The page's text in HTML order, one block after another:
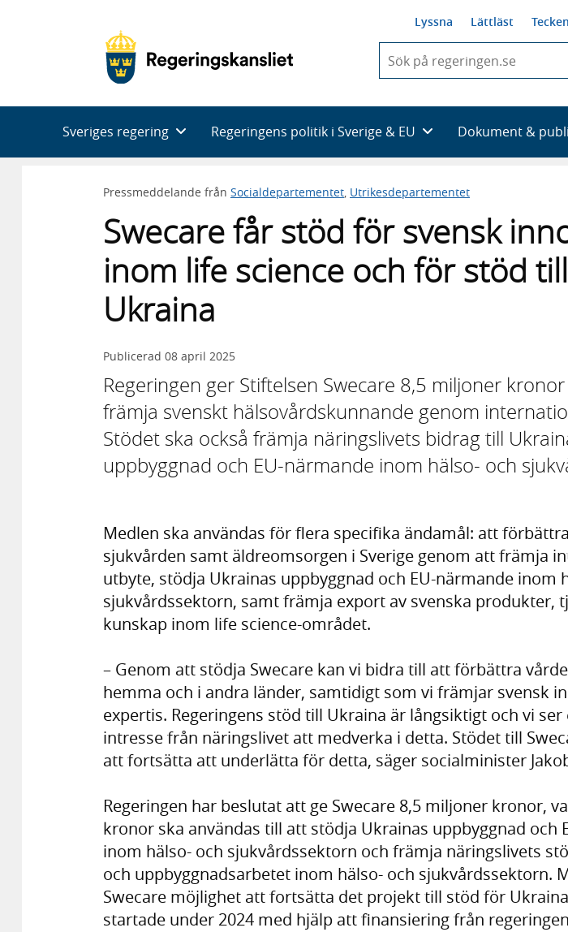
Lyssna Lättläst
du
skriva
framträder
en
med
Sveriges regering Regeringens politik i Sverige & EU Dokument &
Pressmeddelande från Socialdepartementet Utrikesdepartementet
Swecare får stöd för svensk
inom life science och för stöd till
Ukraina
Publicerad 08 april 2025
Regeringen ger Stiftelsen Swecare 8,5 miljoner
främja svenskt hälsovårdskunnande genom
Stödet ska också främja näringslivets bidrag till
uppbyggnad och EU-närmande inom hälso- och
Medlen ska användas för flera specifika ändamål: att
sjukvården samt äldreomsorgen i Sverige genom att främja
utbyte, stödja Ukrainas uppbyggnad och EU-närmande inom
sjukvårdssektorn, samt främja export av svenska produkter,
kunskap inom life science-området.
– Genom att stödja Swecare kan vi bidra till att förbättra
hemma och i andra länder, samtidigt som vi främjar svensk
expertis. Regeringens stöd till Ukraina är långsiktigt och vi
intresse från näringslivet att medverka i detta. Stödet till
att fortsätta att underlätta för detta, säger socialminister
Regeringen har beslutat att ge Swecare 8,5 miljoner kronor,
kronor ska användas till att stödja Ukrainas uppbyggnad och
inom hälso- och sjukvårdssektorn och främja näringslivets
och uppbyggnadsarbetet inom hälso- och sjukvårdssektorn.
Swecare möjlighet att fortsätta det projekt till stöd för
startade under 2024 med hjälp att finansiering från